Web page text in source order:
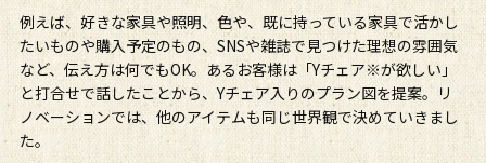
例えば、好きな家具や照明、色や、既に持っている家具で活かし
たいものや購入予定のもの、SNSや雑誌で見つけた理想の雰囲気
など、伝え方は何でもOK。あるお客様は「Yチェア※が欲しい」
と打合せで話したことから、Yチェア入りのプラン図を提案。リ
ノベーションでは、他のアイテムも同じ世界観で決めていきまし
た。